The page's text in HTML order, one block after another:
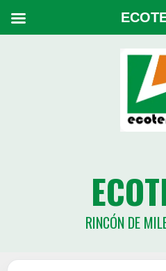
RINCÓN DE